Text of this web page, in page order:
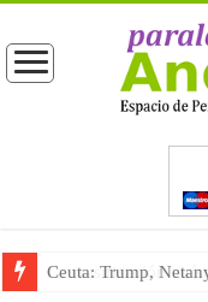
La masificación